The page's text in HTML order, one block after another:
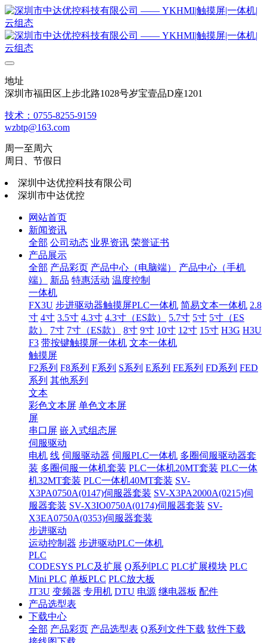
地址
深圳市福田区上步北路1028号岁宝壹品D座1201
技术：0755-8255-9159
wzbtp@163.com
周一至周六
周日、节假日
深圳中达优控科技有限公司
深圳市中达优控
网站首页
新闻资讯
全部 公司动态 业界资讯 荣誉证书
产品展示
全部 产品彩页 产品中心（电脑端）
产品中心（手机
端）
新品 特惠活动 温度控制
一体机
FX3U 步进驱动器触摸屏PLC一体机 简易文本一体机 2.8
寸 4寸 3.5寸 4.3寸 4.3寸（ES款） 5.7寸 5寸 5寸（ES
款）
7寸 7寸（ES款） 8寸 9寸 10寸 12寸 15寸 H3G H3U
F3 带按键触摸屏一体机 文本一体机
触摸屏
F2系列 F8系列 F系列 S系列 E系列 FE系列 FD系列 FED
系列 其他系列
文本
彩色文本屏 单色文本屏
屏
串口屏 嵌入式组态屏
伺服驱动
电机 线 伺服驱动器 伺服PLC一体机 多圈伺服驱动器套
装 多圈伺服一体机套装 PLC一体机20MT套装 PLC一体
机32MT套装 PLC一体机40MT套装 SV-
X3PA0750A(0147)伺服器套装 SV-X3PA2000A(0215)伺
服器套装 SV-X3IO0750A(0174)伺服器套装 SV-
X3EA0750A(0353)伺服器套装
步进驱动
运动控制器 步进驱动PLC一体机
PLC
CODESYS PLC及扩展 Q系列PLC PLC扩展模块 PLC
Mini PLC 单板PLC PLC放大板
JT3U 变频器 专用机 DTU 电源 继电器板 配件
产品选型表
下载中心
全部 产品彩页 产品选型表 Q系列文件下载 软件下载